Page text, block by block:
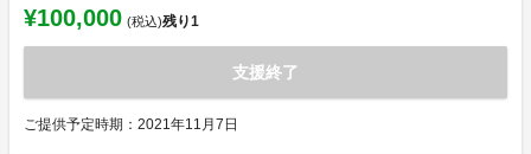
¥100,000 (税込)残り1
支援終了
ご提供予定時期：2021年11月7日